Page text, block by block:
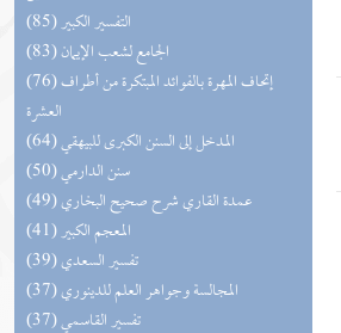
(85) التفسير الكبير
(83) الجامع لشعب الإيمان
(76) إتحاف المهرة بالفوائد المبتكرة من أطراف
العشرة
(64) المدخل إلى السنن الكبرى للبيهقي
(50) سنن الدارمي
(49) عمدة القاري شرح صحيح البخاري
(41) المعجم الكبير
(39) تفسير السعدي
(37) المجالسة وجواهر العلم للدينوري
(37) تفسير القاسمي